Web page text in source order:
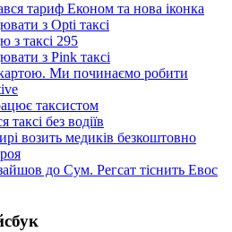
тариф Економ та нова іконка
з Opti таксі
з таксі 295
з Pink таксі
Ми починаємо робити
таксистом
без водіїв
возить медиків безкоштовно
до Сум. Регсат тіснить Евос